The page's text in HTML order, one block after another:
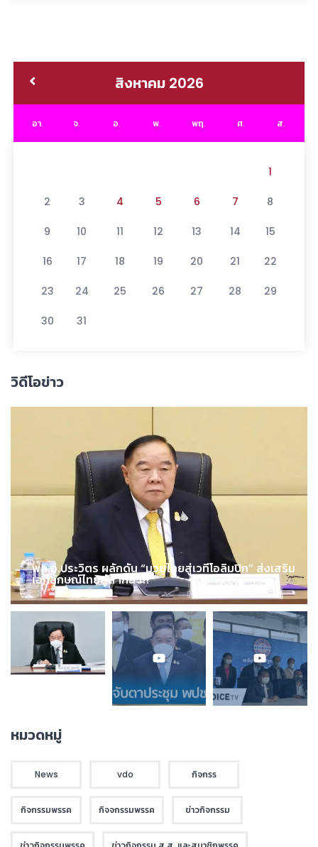
สิงหาคม 2026
อา. จ. อ. พ. พฤ. ศ. ส.
1
2 3 4 5 6 7 8
9 10 11 12 13 14 15
16 17 18 19 20 21 22
23 24 25 26 27 28 29
30 31
วิดีโอข่าว
พล.อ.ประวิตร ผลักดัน “มวยไทยสู่เวทีโอลิมปิก” ส่งเสริม
เอกลักษณ์ไทยสู่สากล !!!
หมวดหมู่
News vdo กิจกรร
กิจกรรมพรรค กิจจกรรมพรรค ข่าวกิจกรรม